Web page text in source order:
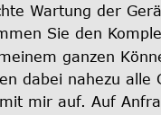
Wartung der
Sie den
ganzen
dabei nahezu
mir auf. Auf